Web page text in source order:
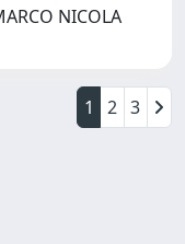
NICOLA
1 2 3